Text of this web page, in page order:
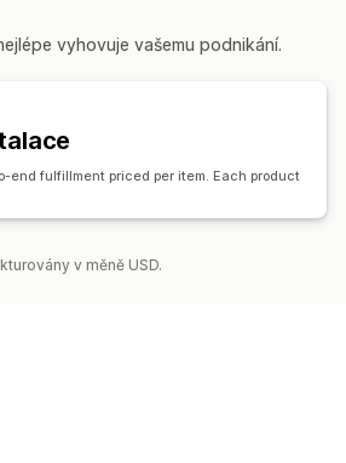
vyhovuje vašemu podnikání.
end fulfillment priced per item. Each product
v měně USD.